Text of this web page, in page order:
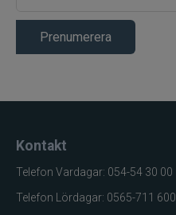
Prenumerera
Kontakt
Telefon Vardagar: 054-54 30 00
Telefon Lördagar: 0565-711 600